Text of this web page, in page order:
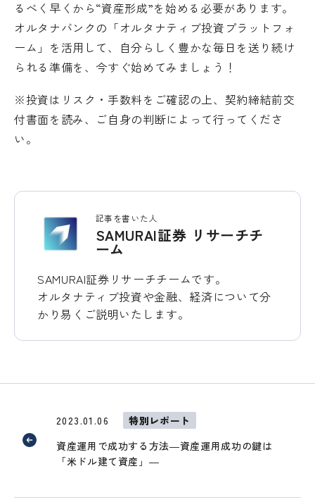
るべく早くから“資産形成”を始める必要があります。
オルタナバンクの「オルタナティブ投資プラットフォ
ーム」を活用して、自分らしく豊かな毎日を送り続け
られる準備を、今すぐ始めてみましょう！
※投資はリスク・手数料をご確認の上、契約締結前交
付書面を読み、ご自身の判断によって行ってくださ
い。
記事を書いた人
SAMURAI証券 リサーチチ
ーム
SAMURAI証券リサーチチームです。
オルタナティブ投資や金融、経済について分
かり易くご説明いたします。
2023.01.06
特別レポート
資産運用で成功する方法―資産運用成功の鍵は
「米ドル建て資産」―